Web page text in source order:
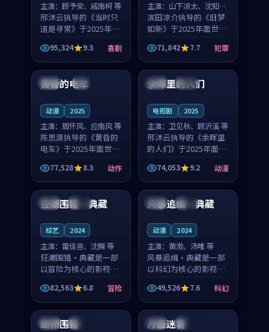
主演： 顾予安、戚南柯 等
邢沐云执导的《当时只
道是寻常》于2025年面
世，泰国的城市气质与
母女情深的人物心境共
同构筑了影片基调。顾
予安、戚南柯用细腻的
表演撑起整部喜剧电
95,324 9.3 喜剧
主演： 山下凉太、沈知韵
等
滨田凉介执导的《旧梦
如新》于2025年面世，
中国台湾的城市气质与
异国相遇的人物心境共
同构筑了影片基调。山
下凉太、沈知韵用细腻
的表演撑起整部犯罪
71,842 7.7 犯罪
日本 4K
黄昏的电车
动漫 2025
主演： 周怀风、应南风 等
陈思源执导的《黄昏的
电车》于2025年面世，
日本的城市气质与渔村
故事的人物心境共同构
筑了影片基调。周怀
风、应南风用细腻的表
演撑起整部动作电影，
77,528 8.3 动作
泰国 完结
余晖里的人们
电视剧 2025
主演： 卫见秋、顾沂溪 等
邢沐云执导的《余晖里
的人们》于2025年面
世，泰国的城市气质与
小镇生活的人物心境共
同构筑了影片基调。卫
见秋、顾沂溪用细腻的
表演撑起整部动漫电
74,053 9.2 动漫
法国 独播
狂潮围猎·典藏
综艺 2024
主演： 雷佳音、沈腾 等
狂潮围猎·典藏是一部
以冒险为核心的影视作
品，围绕危机、反转与
人物成长展开，整体节
奏紧凑，值得推荐观
看。
82,563 6.8 冒险
日本 院线
风暴追缉·典藏
动漫 2024
主演： 黄渤、汤唯 等
风暴追缉·典藏是一部
以科幻为核心的影视作
品，围绕危机、反转与
人物成长展开，整体节
奏紧凑，值得推荐观
看。
49,526 7.6 科幻
中国 完结
断桥围猎 中国 杜比
月面迷雾